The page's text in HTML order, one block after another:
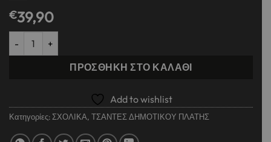
€39,90
Σχολική Τσάντα Πλάτης Δημοτικού Must Team Butterfly Follow
ΠΡΟΣΘΉΚΗ ΣΤΟ ΚΑΛΆΘΙ
Add to wishlist
Κατηγορίες: ΣΧΟΛΙΚΑ, ΤΣΑΝΤΕΣ ΔΗΜΟΤΙΚΟΥ ΠΛΑΤΗΣ